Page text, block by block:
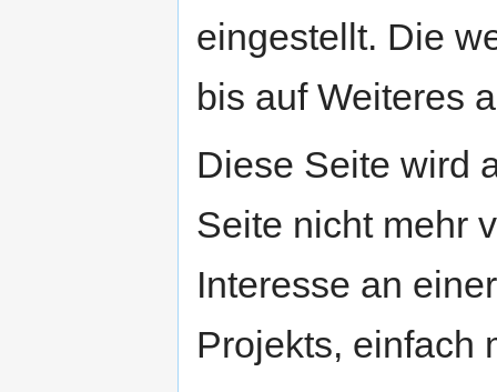
eingestellt. Die
bis auf Weiteres
Diese Seite wird
Seite nicht mehr
Interesse an
Projekts, einfach